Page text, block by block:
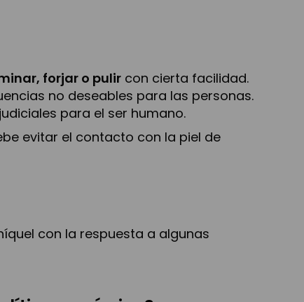
forjar o pulir con cierta facilidad.
no deseables para las personas.
para el ser humano.
evitar el contacto con la piel de
con la respuesta a algunas